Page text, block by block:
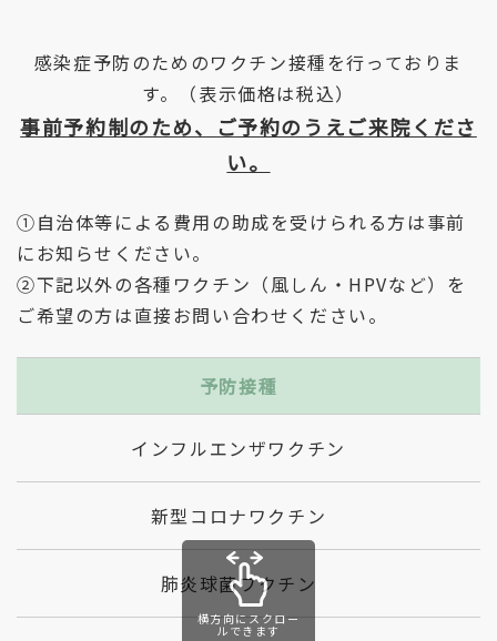
感染症予防のためのワクチン接種を行っておりま
す。（表示価格は税込）
事前予約制のため、ご予約のうえご来院くださ
い。
①自治体等による費用の助成を受けられる方は事前
にお知らせください。
②下記以外の各種ワクチン（風しん・HPVなど）を
ご希望の方は直接お問い合わせください。
予防接種
インフルエンザワクチン
新型コロナワクチン
肺炎球菌ワクチン
横方向にスクロー
ルできます